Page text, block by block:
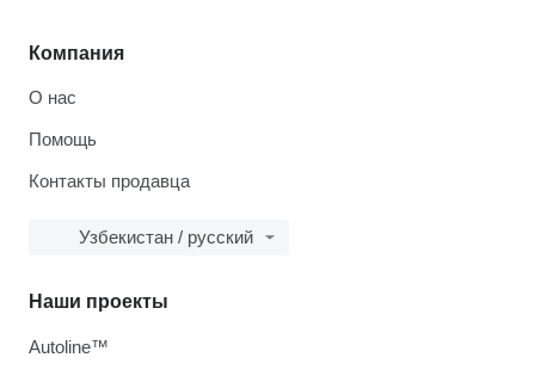
Компания
О нас
Помощь
Контакты продавца
Узбекистан / русский
Наши проекты
Autoline™